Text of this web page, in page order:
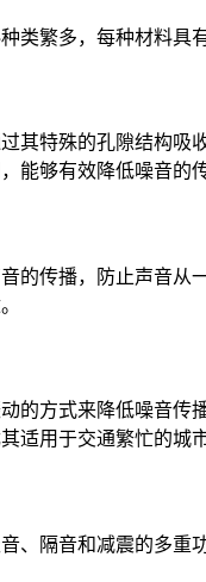
类繁多，每种材料具
其特殊的孔隙结构吸
能够有效降低噪音的
的传播，防止声音
的方式来降低噪音传
适用于交通繁忙的城
、隔音和减震的多重